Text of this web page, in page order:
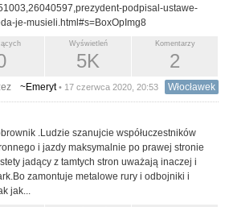
podpisal-ustawe-
je-musieli.html#s=BoxOpImg8
Komentarzy
2
Wyświetleń
5K
~Emeryt• 17 czerwca 2020, 20:53 Włocławek
.Ludzie szanujcie współuczestników
i jazdy maksymalnie po prawej stronie
jadący z tamtych stron uważają inaczej i
zamontuje metalowe rury i odbojniki i
jak...